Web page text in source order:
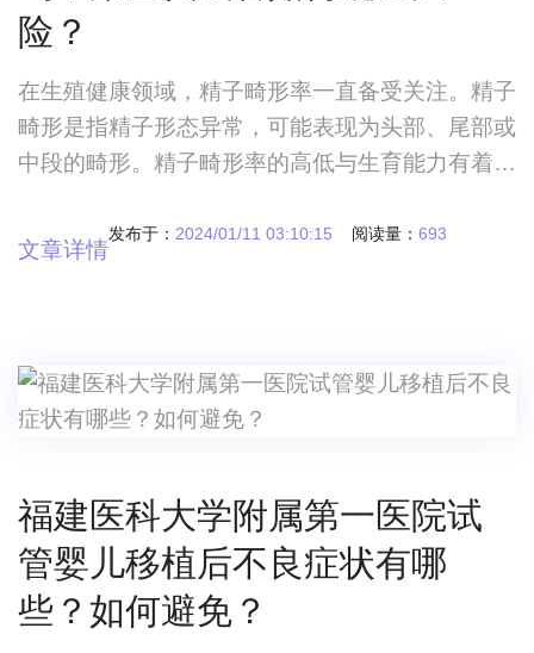
险？
在生殖健康领域，精子畸形率一直备受关注。精子
畸形是指精子形态异常，可能表现为头部、尾部或
中段的畸形。精子畸形率的高低与生育能力有着密
形的风险呢？
发布于： 2024/01/11 03:10:15 阅读量： 693
文章详情
福建医科大学附属第一医院试
管婴儿移植后不良症状有哪
些？如何避免？